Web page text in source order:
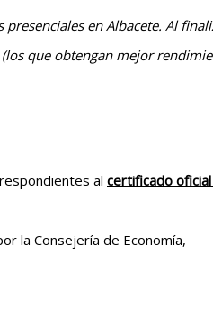
en Albacete. Al
que obtengan mejor
al certificado
la Consejería de Economía,